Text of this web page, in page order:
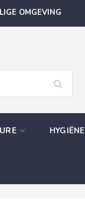
OMGEVING
HYGIËNE